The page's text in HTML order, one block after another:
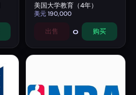
美国大学教育（4年）
美元190,000
出售 0 购买